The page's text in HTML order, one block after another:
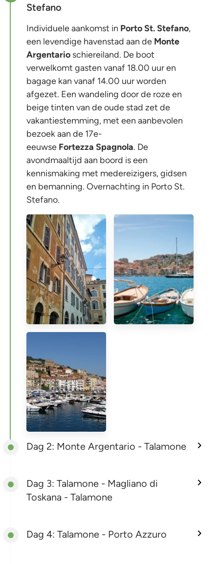
Stefano
Individuele aankomst in Porto St. Stefano,
een levendige havenstad aan de Monte
Argentario schiereiland. De boot
verwelkomt gasten vanaf 18.00 uur en
bagage kan vanaf 14.00 uur worden
afgezet. Een wandeling door de roze en
beige tinten van de oude stad zet de
vakantiestemming, met een aanbevolen
bezoek aan de 17e-
eeuwse Fortezza Spagnola. De
avondmaaltijd aan boord is een
kennismaking met medereizigers, gidsen
en bemanning. Overnachting in Porto St.
Stefano.
Dag 2: Monte Argentario - Talamone
Dag 3: Talamone - Magliano di
Toskana - Talamone
Dag 4: Talamone - Porto Azzuro